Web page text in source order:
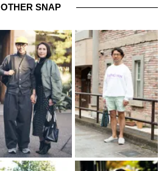
OTHER SNAP